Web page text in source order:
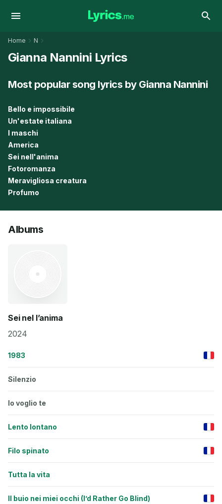
Home N
Gianna Nannini Lyrics
Most popular song lyrics by Gianna Nannini
Bello e impossibile
Un'estate italiana
I maschi
America
Sei nell'anima
Fotoromanza
Meravigliosa creatura
Profumo
Albums
Sei nel l’anima
2024
1983
Silenzio
Io voglio te
Lento lontano
Filo spinato
Tutta la vita
Il buio nei miei occhi (I’d Rather Go Blind)